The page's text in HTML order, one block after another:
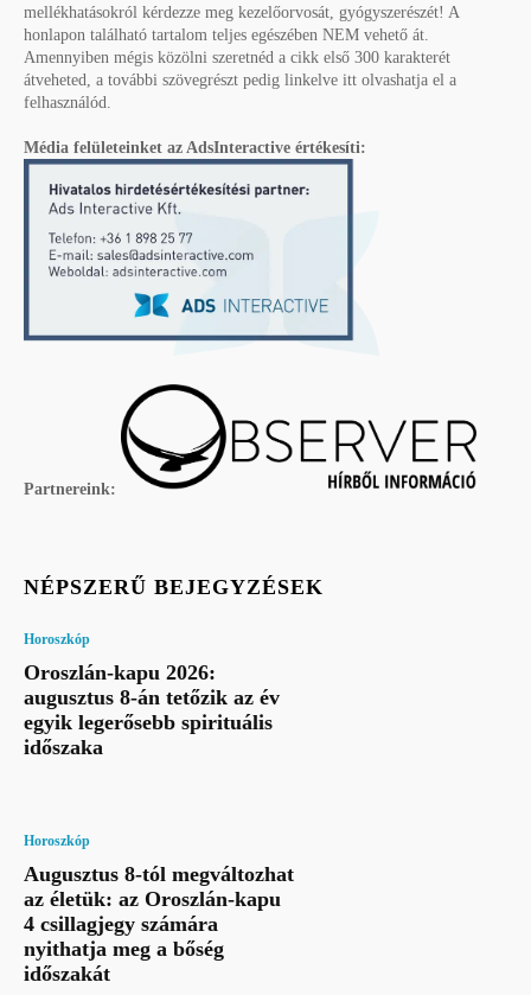
mellékhatásokról kérdezze meg kezelőorvosát, gyógyszerészét! A
honlapon található tartalom teljes egészében NEM vehető át.
Amennyiben mégis közölni szeretnéd a cikk első 300 karakterét
átveheted, a további szövegrészt pedig linkelve itt olvashatja el a
felhasználód.
Média felületeinket az AdsInteractive értékesíti:
Partnereink:
NÉPSZERŰ BEJEGYZÉSEK
Horoszkóp
Oroszlán-kapu 2026:
augusztus 8-án tetőzik az év
egyik legerősebb spirituális
időszaka
Horoszkóp
Augusztus 8-tól megváltozhat
az életük: az Oroszlán-kapu
4 csillagjegy számára
nyithatja meg a bőség
időszakát